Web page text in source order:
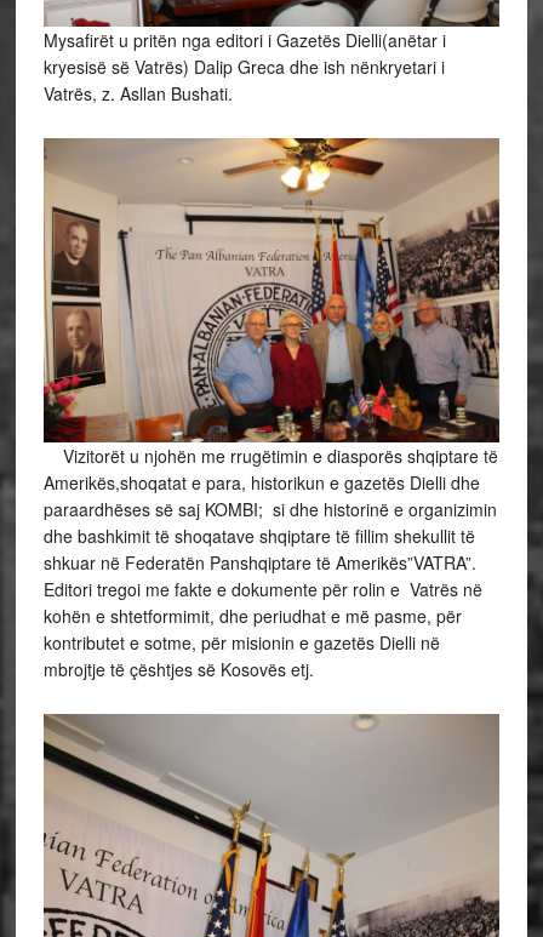
Mysafirët u pritën nga editori i Gazetës Dielli(anëtar i
kryesisë së Vatrës) Dalip Greca dhe ish nënkryetari i
Vatrës, z. Asllan Bushati.
Vizitorët u njohën me rrugëtimin e diasporës shqiptare të
Amerikës,shoqatat e para, historikun e gazetës Dielli dhe
paraardhëses së saj KOMBI; si dhe historinë e organizimin
dhe bashkimit të shoqatave shqiptare të fillim shekullit të
shkuar në Federatën Panshqiptare të Amerikës”VATRA”.
Editori tregoi me fakte e dokumente për rolin e Vatrës në
kohën e shtetformimit, dhe periudhat e më pasme, për
kontributet e sotme, për misionin e gazetës Dielli në
mbrojtje të çështjes së Kosovës etj.